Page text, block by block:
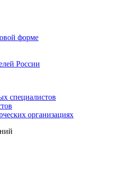
форме
России
специалистов
организациях